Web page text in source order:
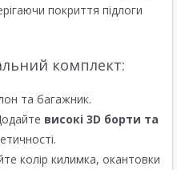
покриття підлоги
комплект:
та багажник.
високі 3D борти та
колір килимка, окантовки